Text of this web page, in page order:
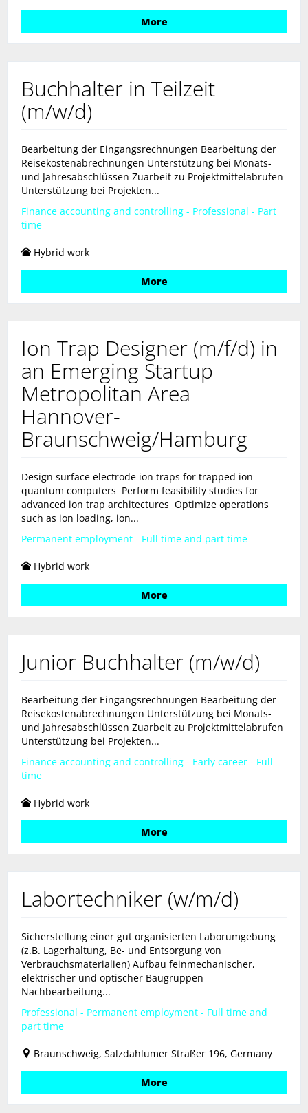
More
Buchhalter in Teilzeit
(m/w/d)
Bearbeitung der Eingangsrechnungen Bearbeitung der
Reisekostenabrechnungen Unterstützung bei Monats-
und Jahresabschlüssen Zuarbeit zu Projektmittelabrufen
Unterstützung bei Projekten...
Finance accounting and controlling - Professional - Part
time
Hybrid work
More
Ion Trap Designer (m/f/d) in
an Emerging Startup
Metropolitan Area
Hannover-
Braunschweig/Hamburg
Design surface electrode ion traps for trapped ion
quantum computers Perform feasibility studies for
advanced ion trap architectures Optimize operations
such as ion loading, ion...
Permanent employment - Full time and part time
Hybrid work
More
Junior Buchhalter (m/w/d)
Bearbeitung der Eingangsrechnungen Bearbeitung der
Reisekostenabrechnungen Unterstützung bei Monats-
und Jahresabschlüssen Zuarbeit zu Projektmittelabrufen
Unterstützung bei Projekten...
Finance accounting and controlling - Early career - Full
time
Hybrid work
More
Labortechniker (w/m/d)
Sicherstellung einer gut organisierten Laborumgebung
(z.B. Lagerhaltung, Be- und Entsorgung von
Verbrauchsmaterialien) Aufbau feinmechanischer,
elektrischer und optischer Baugruppen
Nachbearbeitung...
Professional - Permanent employment - Full time and
part time
Braunschweig, Salzdahlumer Straßer 196, Germany
More